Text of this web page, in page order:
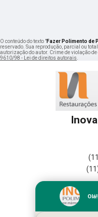
O conteúdo do texto "Fazer Polimento de
reservado. Sua reprodução, parcial ou
autorização do autor. Crime de violação
9610/98 - Lei de direitos autorais